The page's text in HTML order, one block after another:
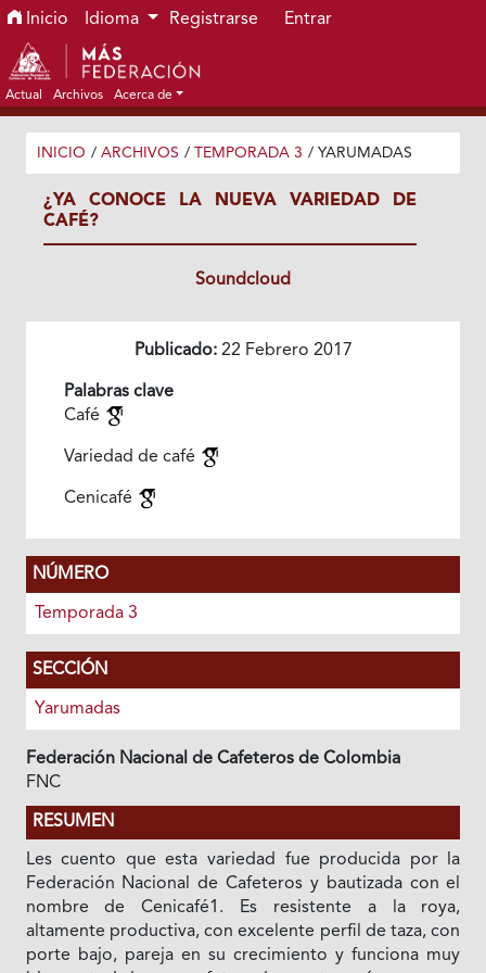
Ir al menú de navegación principal
Ir al contenido principal
Ir al pie de página del sitio
Inicio Idioma Registrarse Entrar
Actual Archivos Acerca de
INICIO / ARCHIVOS / TEMPORADA 3 / YARUMADAS
¿YA CONOCE LA NUEVA VARIEDAD DE
CAFÉ?
Soundcloud
Publicado:22 Febrero 2017
Palabras clave
Café
Variedad de café
Cenicafé
NÚMERO
Temporada 3
SECCIÓN
Yarumadas
Federación Nacional de Cafeteros de Colombia
FNC
RESUMEN
Les cuento que esta variedad fue producida por la
Federación Nacional de Cafeteros y bautizada con el
nombre de Cenicafé1. Es resistente a la roya,
altamente productiva, con excelente perfil de taza, con
porte bajo, pareja en su crecimiento y funciona muy